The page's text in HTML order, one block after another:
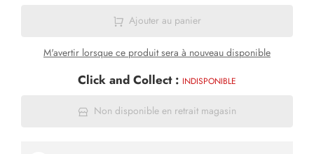
Ajouter au panier
M'avertir lorsque ce produit sera à nouveau disponible
Click and Collect : INDISPONIBLE
Non disponible en retrait magasin